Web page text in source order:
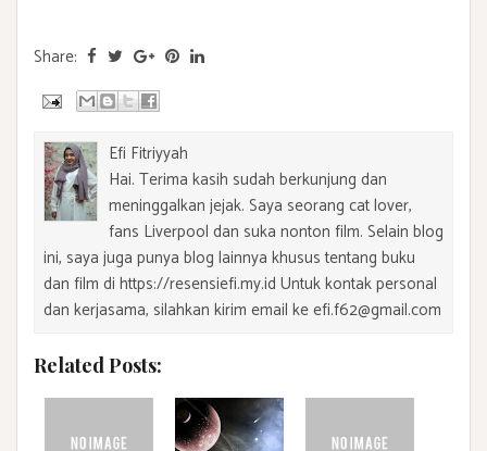
Share:
Efi Fitriyyah
Hai. Terima kasih sudah berkunjung dan
meninggalkan jejak. Saya seorang cat lover,
fans Liverpool dan suka nonton film. Selain blog
ini, saya juga punya blog lainnya khusus tentang buku
dan film di https://resensiefi.my.id Untuk kontak personal
dan kerjasama, silahkan kirim email ke efi.f62@gmail.com
Related Posts: